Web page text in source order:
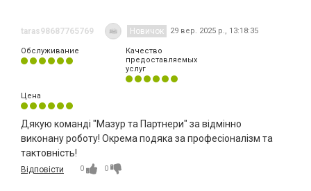
taras98687765769 Новичок 29 вер. 2025 р., 13:18:35
Обслуживание
Качество
предоставляемых
услуг
Цена
Дякую команді "Мазур та Партнери" за відмінно
виконану роботу! Окрема подяка за професіоналізм та
тактовність!
Відповісти 0 0